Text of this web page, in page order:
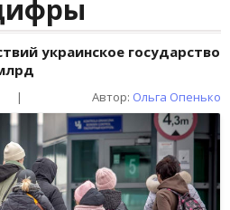
украинское государство
| Автор: Ольга Опенько